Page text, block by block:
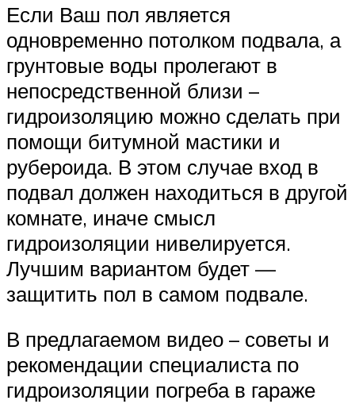
Если Ваш пол является
одновременно потолком подвала, а
грунтовые воды пролегают в
непосредственной близи –
гидроизоляцию можно сделать при
помощи битумной мастики и
рубероида. В этом случае вход в
подвал должен находиться в другой
комнате, иначе смысл
гидроизоляции нивелируется.
Лучшим вариантом будет —
защитить пол в самом подвале.
В предлагаемом видео – советы и
рекомендации специалиста по
гидроизоляции погреба в гараже